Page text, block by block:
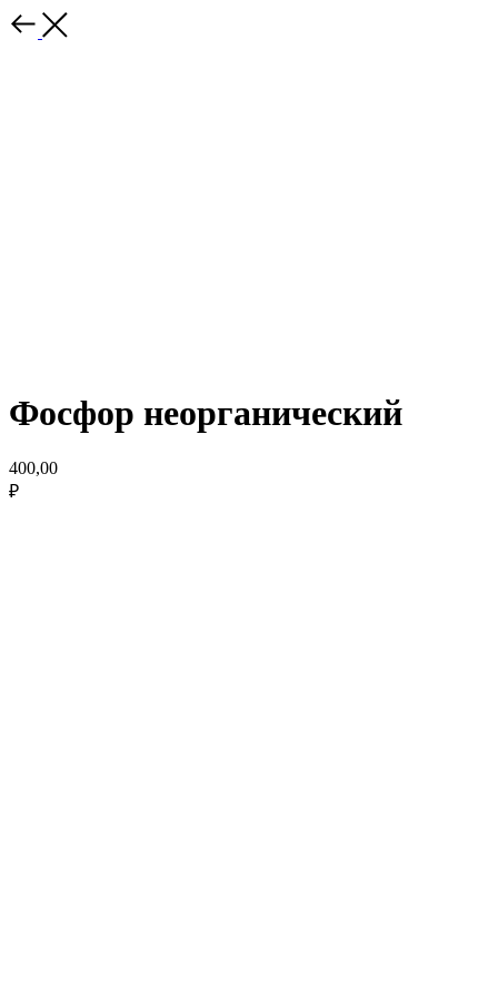
Фосфор неорганический
400,00
₽